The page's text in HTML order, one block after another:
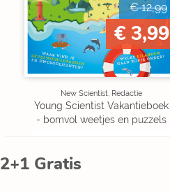
€ 12,99
€ 3,99
New Scientist, Redactie
Young Scientist Vakantieboek
- bomvol weetjes en puzzels
2+1 Gratis